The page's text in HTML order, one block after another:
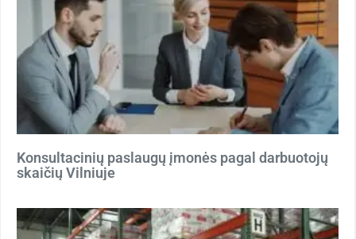
Konsultacinių paslaugų įmonės pagal darbuotojų
skaičių Vilniuje